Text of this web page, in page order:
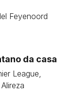
da casa
League,